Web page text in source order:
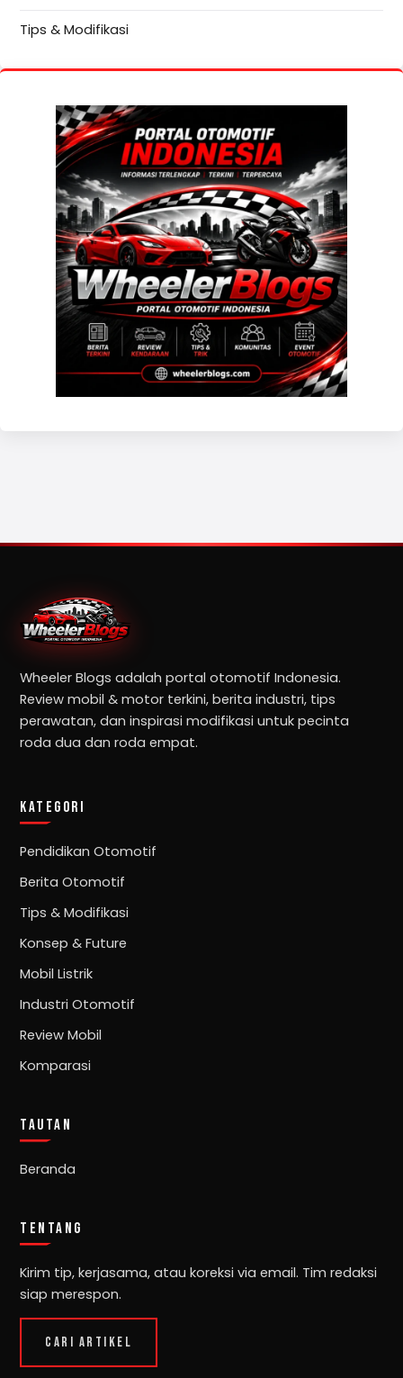
Tips & Modifikasi
Wheeler Blogs adalah portal otomotif Indonesia.
Review mobil & motor terkini, berita industri, tips
perawatan, dan inspirasi modifikasi untuk pecinta
roda dua dan roda empat.
KATEGORI
Pendidikan Otomotif
Berita Otomotif
Tips & Modifikasi
Konsep & Future
Mobil Listrik
Industri Otomotif
Review Mobil
Komparasi
TAUTAN
Beranda
TENTANG
Kirim tip, kerjasama, atau koreksi via email. Tim redaksi
siap merespon.
CARI ARTIKEL